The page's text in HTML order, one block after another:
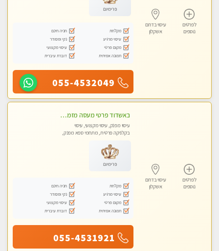
לפרטים
נוספים
עיסוי בדרום
אשקלון
פרימיום
מקלחת
חניה חינם
עיסוי מרגיע
נקי ומסודר
מקום פרטי
עיסוי מקצועי
תמונה אמיתית
דוברת עיברית
055-4532049
לפרטים
נוספים
עיסוי בדרום
אשקלון
באשדוד פרטי מעסה מזמינה אותך לעיסוי מפנק ! פינוק מרגיע שרות vip מובטח. ללא מין !!
עיסוי מפנק, עיסוי מקצועי, עיסוי
בקלניקה פרטית, מתחמי ספא מפנק,
פרימיום
מקלחת
חניה חינם
עיסוי מרגיע
נקי ומסודר
מקום פרטי
עיסוי מקצועי
תמונה אמיתית
דוברת עיברית
055-4531921